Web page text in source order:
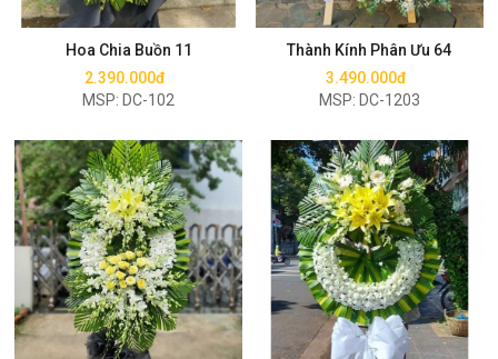
Hoa Chia Buồn 11
2.390.000đ
MSP: DC-102
Mua ngay
Thành Kính Phân Ưu 64
3.490.000đ
MSP: DC-1203
Mua ngay